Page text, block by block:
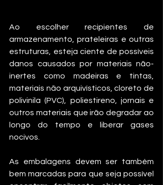
Ao escolher recipientes de
armazenamento, prateleiras e outras
estruturas, esteja ciente de possíveis
danos causados ​​por materiais não-
inertes como madeiras e tintas,
materiais não arquivísticos, cloreto de
polivinila (PVC), poliestireno, jornais e
outros materiais que irão degradar ao
longo do tempo e liberar gases
nocivos.
As embalagens devem ser também
bem marcadas para que seja possível